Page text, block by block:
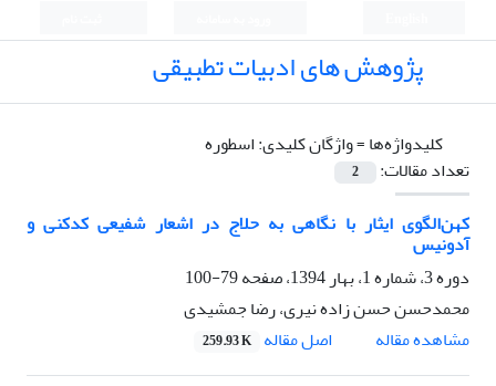
پژوهش های ادبیات تطبیقی
کلیدواژه‌ها =واژگان کلیدی: اسطوره
تعداد مقالات:
2
کهن‌الگوی ایثار با نگاهی به حلاج در اشعار شفیعی کدکنی و
آدونیس
دوره 3، شماره 1، بهار 1394، صفحه
79-100
محمدحسن حسن زاده نیری، رضا جمشیدی
مشاهده مقاله
اصل مقاله 259.93 K